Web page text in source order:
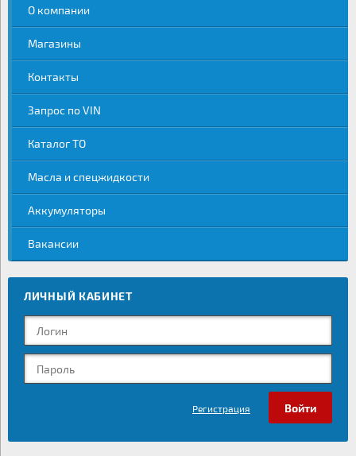
О компании
Магазины
Контакты
Запрос по VIN
Каталог ТО
Масла и спецжидкости
Аккумуляторы
Вакансии
ЛИЧНЫЙ КАБИНЕТ
Регистрация